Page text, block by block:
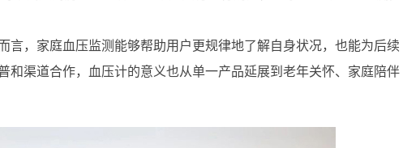
言，家庭血压监测能够帮助用户更规律地了解自身状况，也能为后续
和渠道合作，血压计的意义也从单一产品延展到老年关怀、家庭陪伴